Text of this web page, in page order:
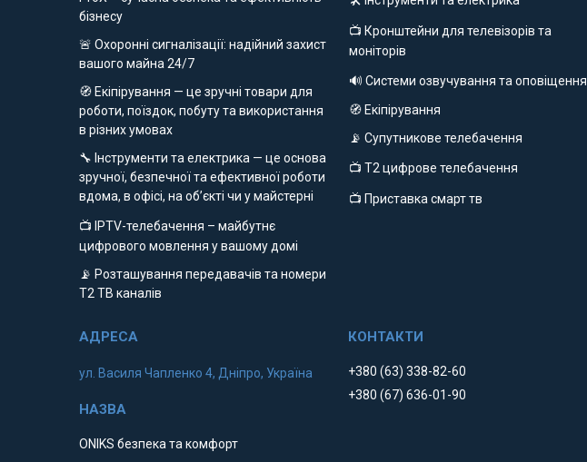
бізнесу
🚨 Охоронні сигналізації: надійний захист
вашого майна 24/7
🧭 Екіпірування — це зручні товари для
роботи, поїздок, побуту та використання
в різних умовах
🔧 Інструменти та електрика — це основа
зручної, безпечної та ефективної роботи
вдома, в офісі, на об’єкті чи у майстерні
📺 IPTV-телебачення – майбутнє
цифрового мовлення у вашому домі
📡 Розташування передавачів та номери
Т2 ТВ каналів
📺 Кронштейни для телевізорів та
моніторів
🔊 Системи озвучування та оповіщення
🧭 Екіпірування
📡 Супутникове телебачення
📺 Т2 цифрове телебачення
📺 Приставка смарт тв
ул. Василя Чапленко 4, Дніпро, Україна
ONIKS безпека та комфорт
+380 (63) 338-82-60
+380 (67) 636-01-90